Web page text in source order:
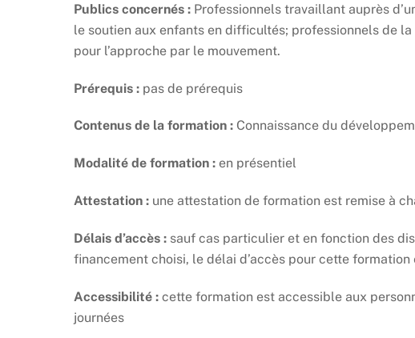
Publics concernés : Professionnels travaillant auprès
le soutien aux enfants en difficultés; professionnels de
pour l’approche par le mouvement.
Prérequis : pas de prérequis
Contenus de la formation : Connaissance du
Modalité de formation : en présentiel
Attestation : une attestation de formation est remise à
Délais d’accès : sauf cas particulier et en fonction des
financement choisi, le délai d’accès pour cette
Accessibilité : cette formation est accessible aux
journées